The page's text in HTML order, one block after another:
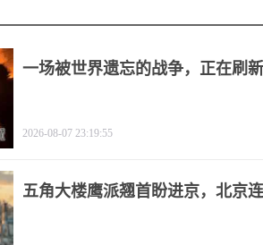
一场被世界遗忘的战争，正在刷
2026-08-07 23:19:55
五角大楼鹰派翘首盼进京，北京